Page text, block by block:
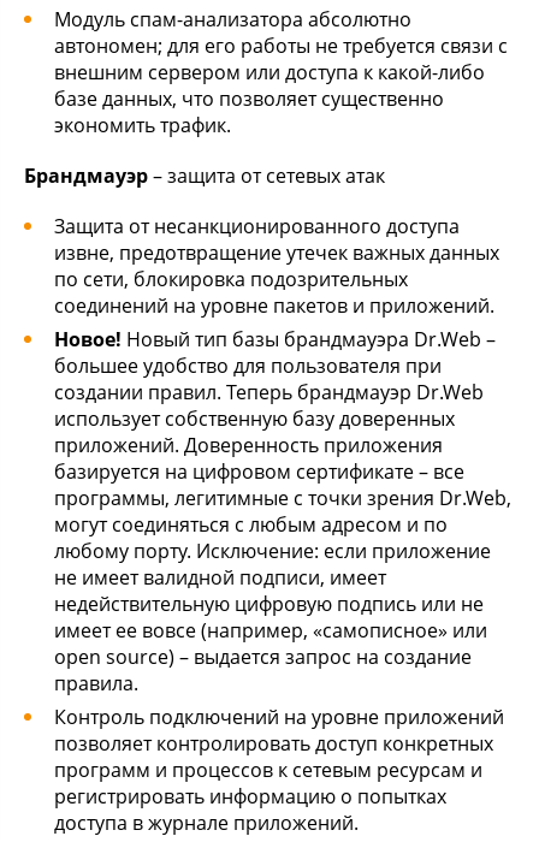
Модуль спам-анализатора абсолютно
автономен; для его работы не требуется связи с
внешним сервером или доступа к какой-либо
базе данных, что позволяет существенно
экономить трафик.
Брандмауэр– защита от сетевых атак
Защита от несанкционированного доступа
извне, предотвращение утечек важных данных
по сети, блокировка подозрительных
соединений на уровне пакетов и приложений.
Новое! Новый тип базы брандмауэра Dr.Web –
большее удобство для пользователя при
создании правил. Теперь брандмауэр Dr.Web
использует собственную базу доверенных
приложений. Доверенность приложения
базируется на цифровом сертификате – все
программы, легитимные с точки зрения Dr.Web,
могут соединяться с любым адресом и по
любому порту. Исключение: если приложение
не имеет валидной подписи, имеет
недействительную цифровую подпись или не
имеет ее вовсе (например, «самописное» или
open source) – выдается запрос на создание
правила.
Контроль подключений на уровне приложений
позволяет контролировать доступ конкретных
программ и процессов к сетевым ресурсам и
регистрировать информацию о попытках
доступа в журнале приложений.